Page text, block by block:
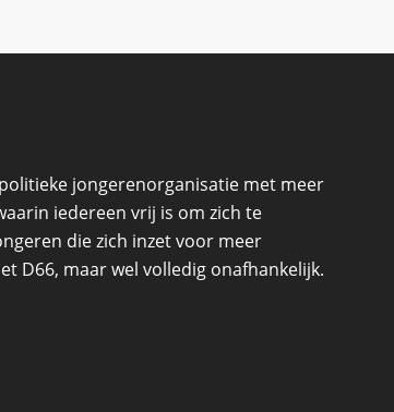
jongerenorganisatie met meer
iedereen vrij is om zich te
die zich inzet voor meer
D66, maar wel volledig onafhankelijk.